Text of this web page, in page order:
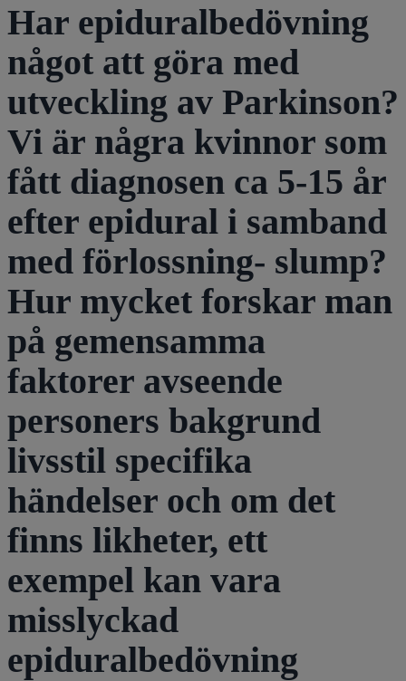
Har epiduralbedövning
något att göra med
utveckling av Parkinson?
Vi är några kvinnor som
fått diagnosen ca 5-15 år
efter epidural i samband
med förlossning- slump?
Hur mycket forskar man
på gemensamma
faktorer avseende
personers bakgrund
livsstil specifika
händelser och om det
finns likheter, ett
exempel kan vara
misslyckad
epiduralbedövning